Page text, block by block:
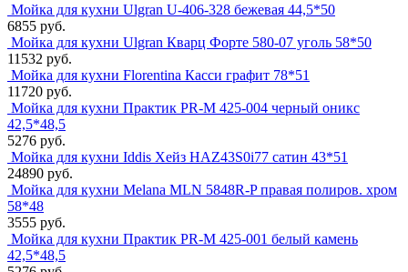
Мойка для кухни Ulgran U-406-328 бежевая 44,5*50
6855 руб.
Мойка для кухни Ulgran Кварц Форте 580-07 уголь 58*50
11532 руб.
Мойка для кухни Florentina Касси графит 78*51
11720 руб.
Мойка для кухни Практик PR-M 425-004 черный оникс
42,5*48,5
5276 руб.
Мойка для кухни Iddis Хейз HAZ43S0i77 сатин 43*51
24890 руб.
Мойка для кухни Melana MLN 5848R-P правая полиров. хром
58*48
3555 руб.
Мойка для кухни Практик PR-M 425-001 белый камень
42,5*48,5